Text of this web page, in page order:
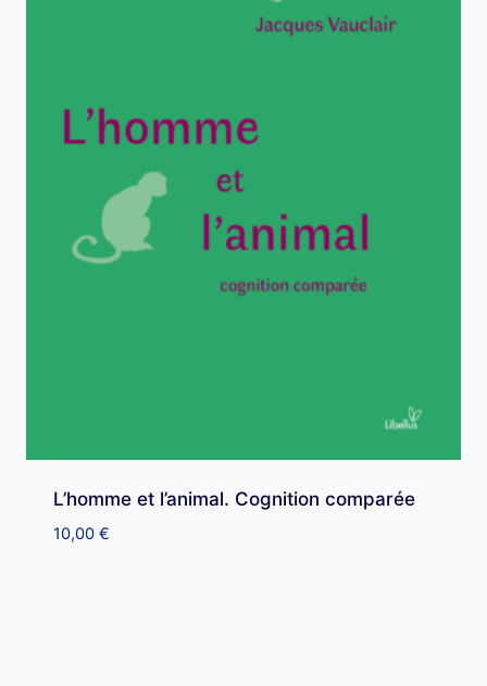
L’homme et l’animal. Cognition comparée
10,00 €